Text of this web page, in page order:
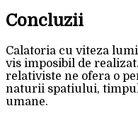
Concluzii
Calatoria cu viteza
vis imposibil de
relativiste ne ofera o
naturii spatiului,
umane.